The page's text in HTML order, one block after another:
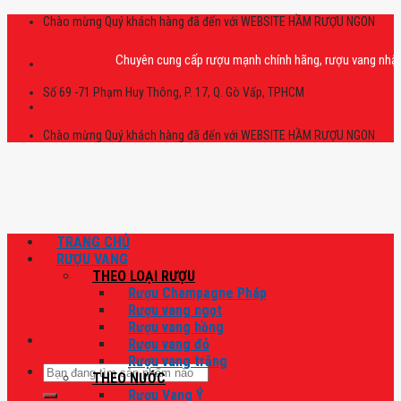
Skip
Chào mừng Quý khách hàng đã đến với WEBSITE HẦM RƯỢU NGON
Chuyên cung cấp rượu mạnh chính hãng, rượu vang nhập
Số 69 -71 Phạm Huy Thông, P. 17, Q. Gò Vấp, TPHCM
Chào mừng Quý khách hàng đã đến với WEBSITE HẦM RƯỢU NGON
Tìm
kiếm:
TRANG CHỦ
RƯỢU VANG
THEO LOẠI RƯỢU
Rượu Champagne Pháp
Rượu vang ngọt
Rượu vang hồng
Rượu vang đỏ
Rượu vang trắng
THEO NƯỚC
Rượu Vang Ý